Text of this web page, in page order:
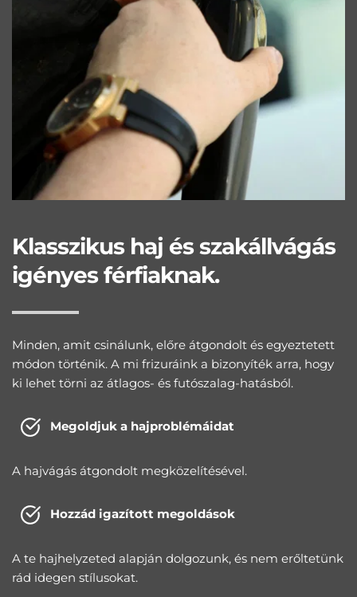
Klasszikus haj és szakállvágás
igényes férfiaknak.
Minden, amit csinálunk, előre átgondolt és egyeztetett
módon történik. A mi frizuráink a bizonyíték arra, hogy
ki lehet törni az átlagos- és futószalag-hatásból.
Megoldjuk a hajproblémáidat
A hajvágás átgondolt megközelítésével.
Hozzád igazított megoldások
A te hajhelyzeted alapján dolgozunk, és nem erőltetünk
rád idegen stílusokat.